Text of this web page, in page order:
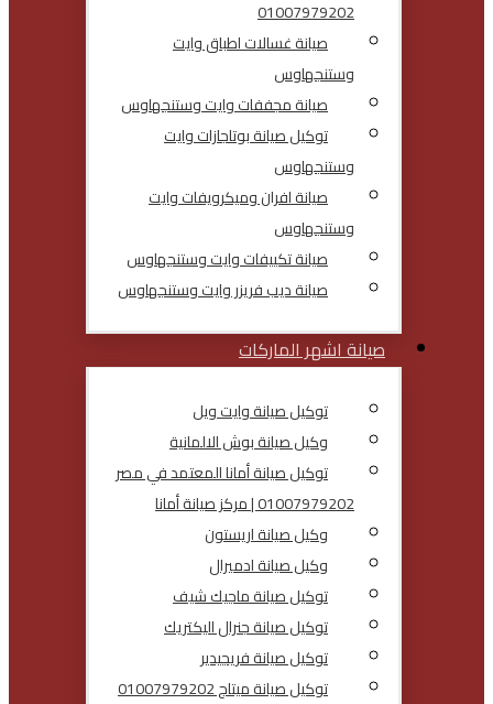
01007979202
صيانة غسالات اطباق وايت
وستنجهاوس
صيانة مجففات وايت وستنجهاوس
توكيل صيانة بوتاجازات وايت
وستنجهاوس
صيانة افران وميكرويفات وايت
وستنجهاوس
صيانة تكييفات وايت وستنجهاوس
صيانة ديب فريزر وايت وستنجهاوس
صيانة اشهر الماركات
توكيل صيانة وايت ويل
وكيل صيانة بوش الالمانية
توكيل صيانة أمانا المعتمد في مصر
01007979202 | مركز صيانة أمانا
وكيل صيانة اريستون
وكيل صيانة ادميرال
توكيل صيانة ماجيك شيف
توكيل صيانة جنرال اليكتريك
توكيل صيانة فريجيدير
توكيل صيانة ميتاج 01007979202